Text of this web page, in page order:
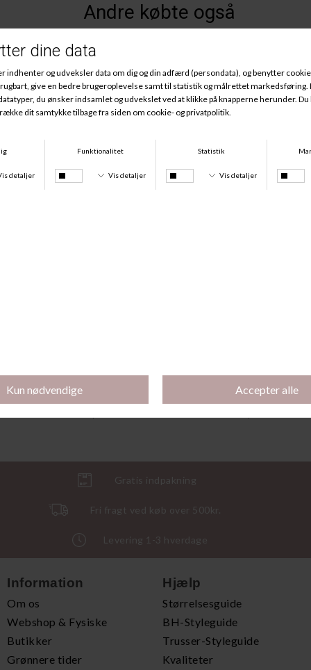
Andre købte også
Fiona Pyjamas, Lilla
Fiona Natkjole, Lilla
Gratis indpakning
Fri fragt ved køb over 500kr.
Levering 1-3 hverdage
Information
Om os
Webshop & Fysiske
Butikker
Grønnere tider
Hjælp
Størrelsesguide
BH-Styleguide
Trusser-Styleguide
Kvaliteter